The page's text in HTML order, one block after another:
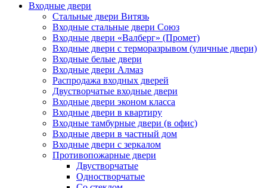
Входные двери
Стальные двери Витязь
Входные стальные двери Союз
Входные двери «Валберг» (Промет)
Входные двери с терморазрывом (уличные двери)
Входные белые двери
Входные двери Алмаз
Распродажа входных дверей
Двустворчатые входные двери
Входные двери эконом класса
Входные двери в квартиру
Входные тамбурные двери (в офис)
Входные двери в частный дом
Входные двери с зеркалом
Противопожарные двери
Двустворчатые
Одностворчатые